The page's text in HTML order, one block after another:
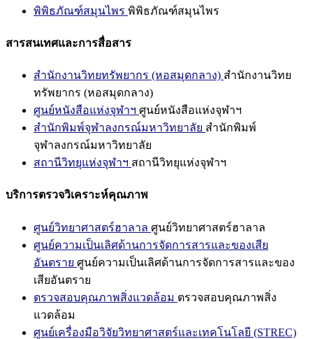
พิพิธภัณฑ์สมุนไพร พิพิธภัณฑ์สมุนไพร
สารสนเทศและการสื่อสาร
สำนักงานวิทยทรัพยากร (หอสมุดกลาง) สำนักงานวิทย
ทรัพยากร (หอสมุดกลาง)
ศูนย์หนังสือแห่งจุฬาฯ ศูนย์หนังสือแห่งจุฬาฯ
สำนักพิมพ์จุฬาลงกรณ์มหาวิทยาลัย สำนักพิมพ์
จุฬาลงกรณ์มหาวิทยาลัย
สถานีวิทยุแห่งจุฬาฯ สถานีวิทยุแห่งจุฬาฯ
บริการตรวจวิเคราะห์คุณภาพ
ศูนย์วิทยาศาสตร์ฮาลาล ศูนย์วิทยาศาสตร์ฮาลาล
ศูนย์ความเป็นเลิศด้านการจัดการสารและของเสีย
อันตราย ศูนย์ความเป็นเลิศด้านการจัดการสารและของ
เสียอันตราย
ตรวจสอบคุณภาพสิ่งแวดล้อม ตรวจสอบคุณภาพสิ่ง
แวดล้อม
ศูนย์เครื่องมือวิจัยวิทยาศาสตร์และเทคโนโลยี (STREC)